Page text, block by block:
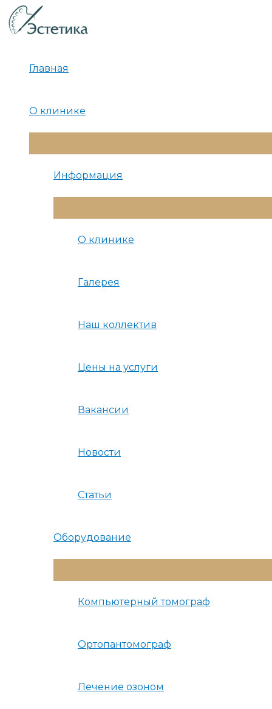
Перейти
к
содержимому
Главная
О клинике
Меню
Информация
Меню
О клинике
Галерея
Наш коллектив
Цены на услуги
Вакансии
Новости
Статьи
Оборудование
Меню
Компьютерный томограф
Ортопантомограф
Лечение озоном